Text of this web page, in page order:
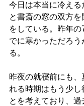
今日は本当に冷え
と書斎の窓の双方
をしている。昨年の
でに寒かっただろ
る。
昨夜の就寝前にも、
れる時期はもう少し
とを考えており、